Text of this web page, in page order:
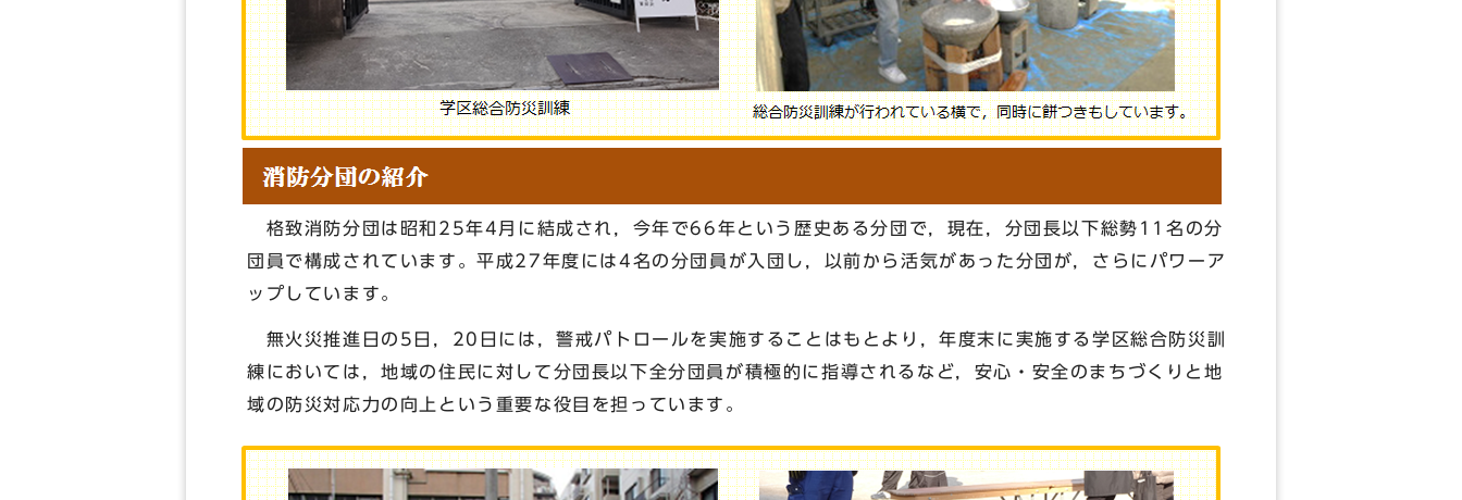
格致消防分団は昭和25年4月に結成され，今年で66年という歴史ある分団で，現在，分団長以下総勢11名の分
団員で構成されています。平成27年度には4名の分団員が入団し，以前から活気があった分団が，さらにパワーア
ップしています。
無火災推進日の5日，20日には，警戒パトロールを実施することはもとより，年度末に実施する学区総合防災訓
練においては，地域の住民に対して分団長以下全分団員が積極的に指導されるなど，安心・安全のまちづくりと地
域の防災対応力の向上という重要な役目を担っています。